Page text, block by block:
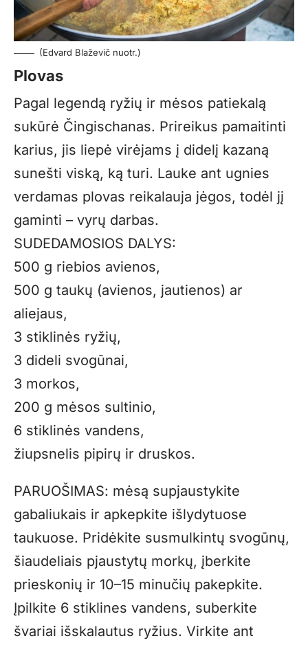
(Edvard Blaževič nuotr.)
Plovas
Pagal legendą ryžių ir mėsos patiekalą
sukūrė Čingischanas. Prireikus pamaitinti
karius, jis liepė virėjams į didelį kazaną
sunešti viską, ką turi. Lauke ant ugnies
verdamas plovas reikalauja jėgos, todėl jį
gaminti – vyrų darbas.
SUDEDAMOSIOS DALYS:
500 g riebios avienos,
500 g taukų (avienos, jautienos) ar
aliejaus,
3 stiklinės ryžių,
3 dideli svogūnai,
3 morkos,
200 g mėsos sultinio,
6 stiklinės vandens,
žiupsnelis pipirų ir druskos.
PARUOŠIMAS: mėsą supjaustykite
gabaliukais ir apkepkite išlydytuose
taukuose. Pridėkite susmulkintų svogūnų,
šiaudeliais pjaustytų morkų, įberkite
prieskonių ir 10–15 minučių pakepkite.
Įpilkite 6 stiklines vandens, suberkite
švariai išskalautus ryžius. Virkite ant